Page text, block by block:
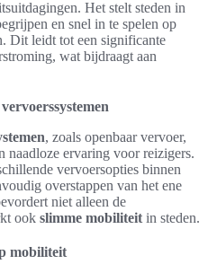
Het stelt steden in
en snel in te spelen op
Dit leidt tot een significante
wat bijdraagt aan
, zoals openbaar vervoer,
naadloze ervaring voor reizigers.
vervoersopties binnen
overstappen van het ene
niet alleen de
ook slimme mobiliteit in steden.
mobiliteit